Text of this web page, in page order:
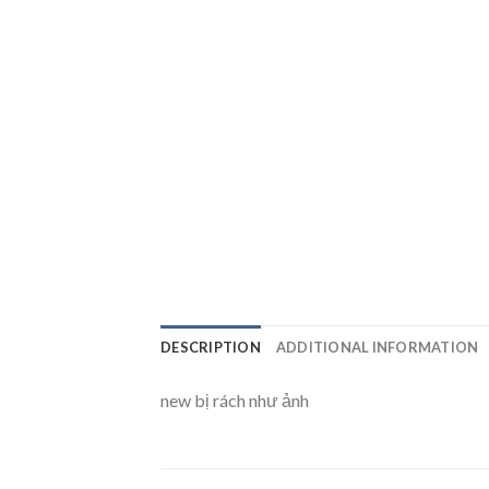
DESCRIPTION ADDITIONAL INFORMATION
new bị rách như ảnh